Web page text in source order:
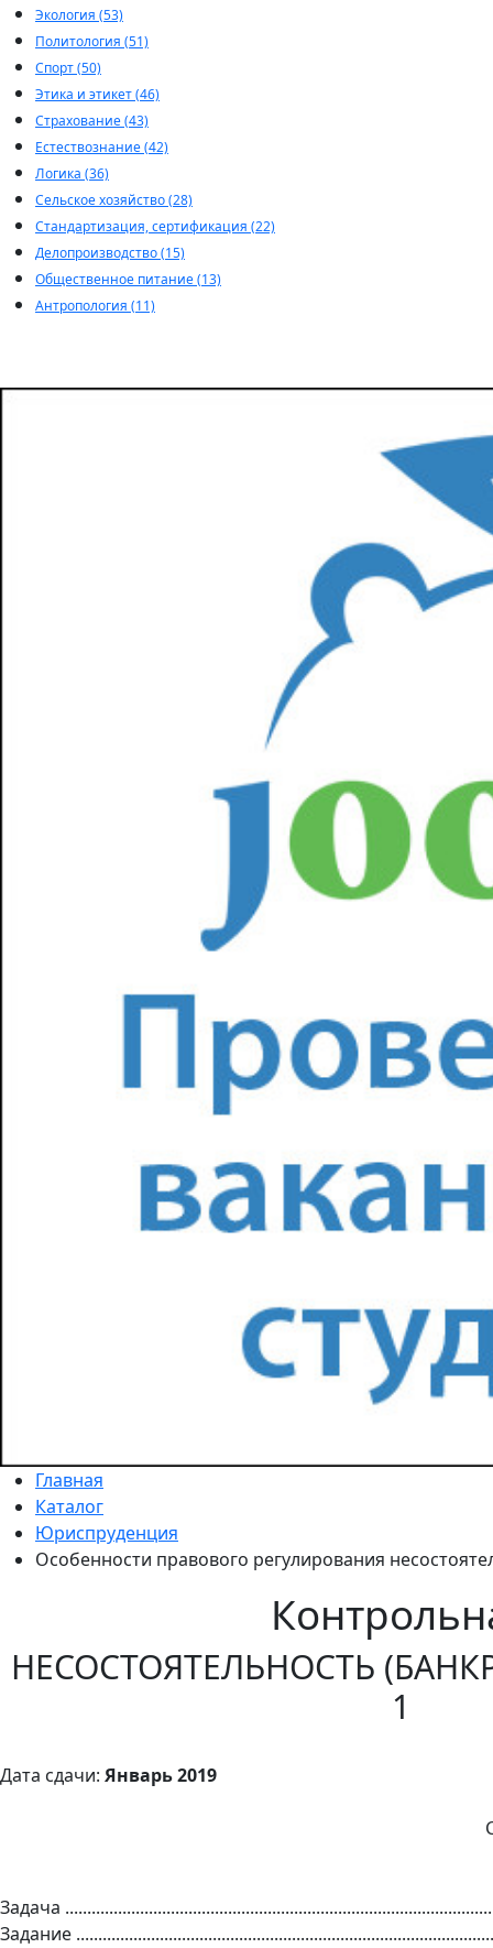
Экология (53)
Политология (51)
Спорт (50)
Этика и этикет (46)
Страхование (43)
Естествознание (42)
Логика (36)
Сельское хозяйство (28)
Стандартизация, сертификация (22)
Делопроизводство (15)
Общественное питание (13)
Антропология (11)
Главная
Каталог
Юриспруденция
Особенности правового регулирования
НЕСОСТОЯТЕЛЬНОСТЬ
1
Дата сдачи: Январь 2019
Задача
Задание